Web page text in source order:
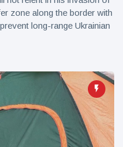
zone along the border with
long-range Ukrainian